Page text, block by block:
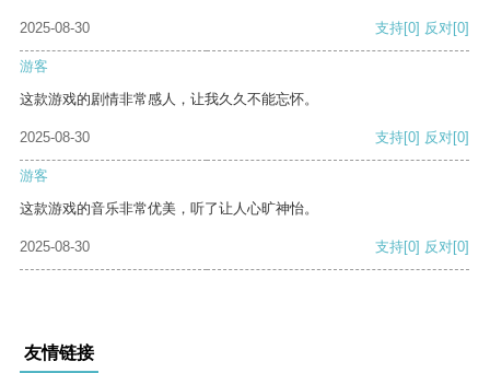
2025-08-30 支持[0] 反对[0]
游客
这款游戏的剧情非常感人，让我久久不能忘怀。
2025-08-30 支持[0] 反对[0]
游客
这款游戏的音乐非常优美，听了让人心旷神怡。
2025-08-30 支持[0] 反对[0]
友情链接